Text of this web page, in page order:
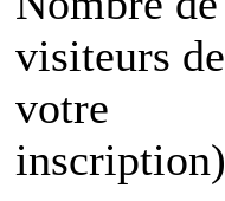
visiteurs de
votre
inscription)